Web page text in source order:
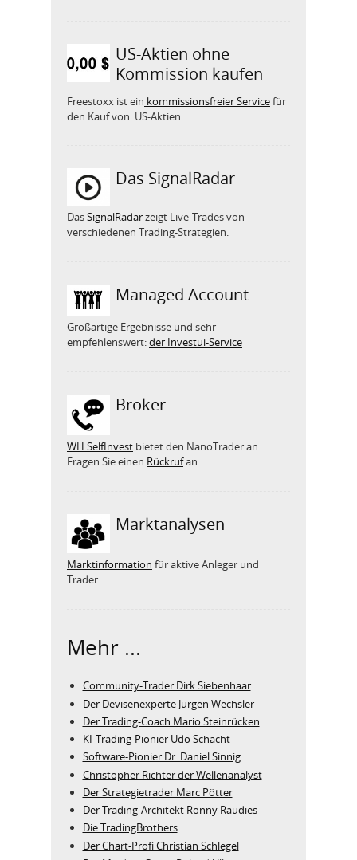
US-Aktien ohne
Kommission kaufen
Freestoxx ist ein kommissionsfreier Servicefür
den Kauf von US-Aktien
Das SignalRadar
DasSignalRadarzeigt Live-Trades von
verschiedenen Trading-Strategien.
Managed Account
Großartige Ergebnisse und sehr
empfehlenswert:der Investui-Service
Broker
WH SelfInvest bietet den NanoTrader an.
Fragen Sie einen Rückrufan.
Marktanalysen
Marktinformation für aktive Anleger und
Trader.
Mehr ...
Community-Trader Dirk Siebenhaar
Der Devisenexperte Jürgen Wechsler
Der Trading-Coach Mario Steinrücken
KI-Trading-Pionier Udo Schacht
Software-Pionier Dr. Daniel Sinnig
Christopher Richter der Wellenanalyst
Der Strategietrader Marc Pötter
Der Trading-Architekt Ronny Raudies
Die TradingBrothers
Der Chart-Profi Christian Schlegel